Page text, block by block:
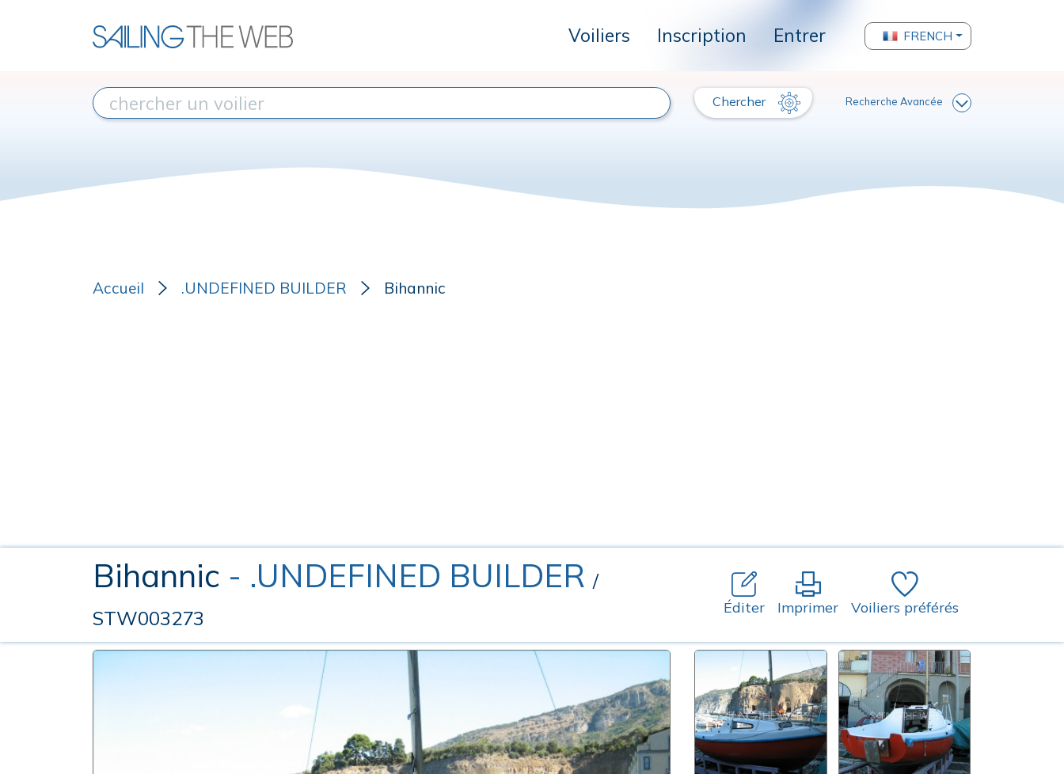
Voiliers Inscription Entrer FRENCH
Chercher Recherche Avancée
Accueil .UNDEFINED BUILDER Bihannic
Bihannic - .UNDEFINED BUILDER /
STW003273
Éditer Imprimer Voiliers préférés